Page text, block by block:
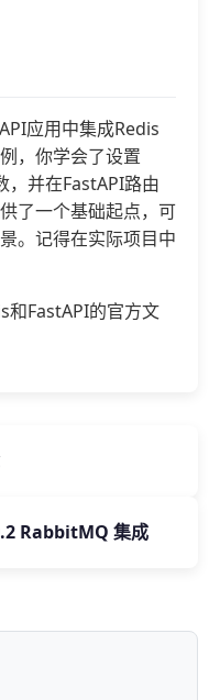
应用中集成Redis
，你学会了设置
，并在FastAPI路由
了一个基础起点，可
。记得在实际项目中
和FastAPI的官方文
RabbitMQ 集成